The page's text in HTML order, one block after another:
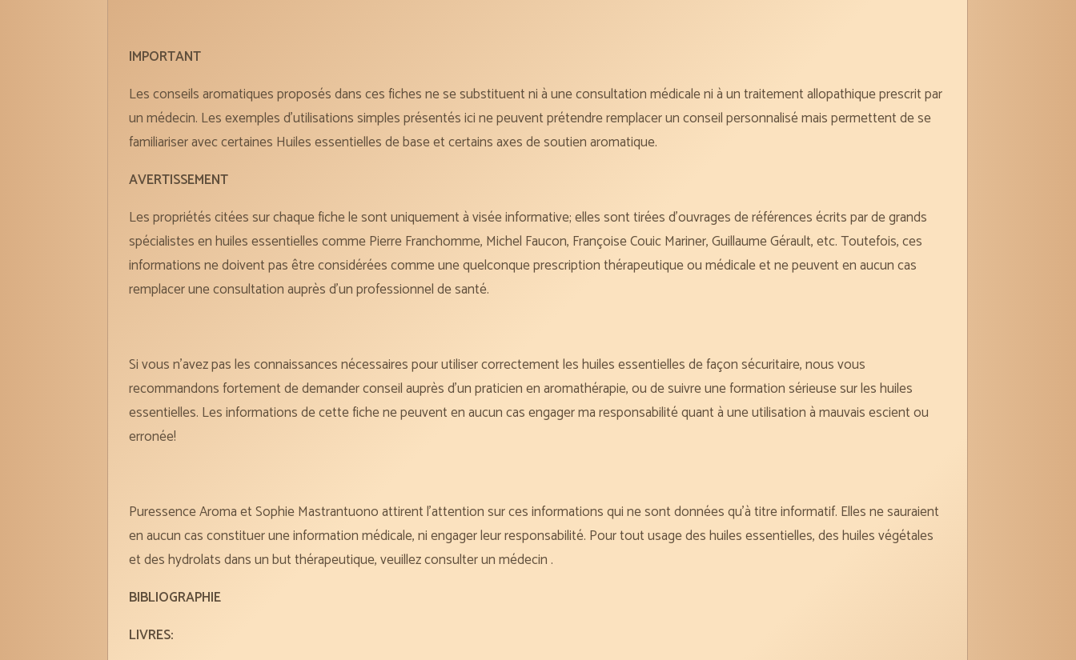
IMPORTANT
Les conseils aromatiques proposés dans ces fiches ne se substituent ni à une consultation médicale ni à un traitement allopathique prescrit par
un médecin. Les exemples d’utilisations simples présentés ici ne peuvent prétendre remplacer un conseil personnalisé mais permettent de se
familiariser avec certaines Huiles essentielles de base et certains axes de soutien aromatique.
AVERTISSEMENT
Les propriétés citées sur chaque fiche le sont uniquement à visée informative; elles sont tirées d’ouvrages de références écrits par de grands
spécialistes en huiles essentielles comme Pierre Franchomme, Michel Faucon, Françoise Couic Mariner, Guillaume Gérault, etc. Toutefois, ces
informations ne doivent pas être considérées comme une quelconque prescription thérapeutique ou médicale et ne peuvent en aucun cas
remplacer une consultation auprès d’un professionnel de santé.
Si vous n’avez pas les connaissances nécessaires pour utiliser correctement les huiles essentielles de façon sécuritaire, nous vous
recommandons fortement de demander conseil auprès d’un praticien en aromathérapie, ou de suivre une formation sérieuse sur les huiles
essentielles. Les informations de cette fiche ne peuvent en aucun cas engager ma responsabilité quant à une utilisation à mauvais escient ou
erronée!
Puressence Aroma et Sophie Mastrantuono attirent l’attention sur ces informations qui ne sont données qu’à titre informatif. Elles ne sauraient
en aucun cas constituer une information médicale, ni engager leur responsabilité. Pour tout usage des huiles essentielles, des huiles végétales
et des hydrolats dans un but thérapeutique, veuillez consulter un médecin .
BIBLIOGRAPHIE
LIVRES: